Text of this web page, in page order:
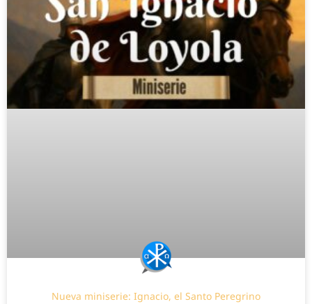
Nueva miniserie: Ignacio, el Santo Peregrino